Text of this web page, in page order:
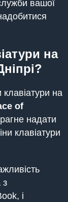
вашої
на
клавіатури на
of
надати
клавіатури
з
і